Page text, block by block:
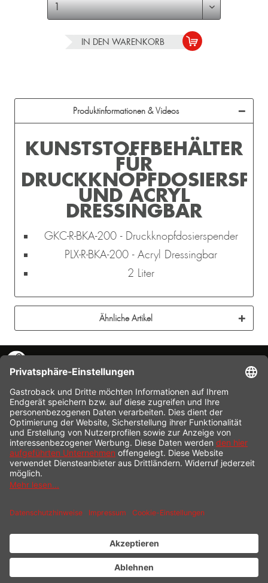
IN DEN WARENKORB
Produktinformationen & Videos
KUNSTSTOFFBEHÄLTER
FÜR
UND ACRYL
DRESSINGBAR
GKC-R-BKA-200 - Druckknopfdosierspender
PLX-R-BKA-200 - Acryl Dressingbar
2 Liter
Ähnliche Artikel
SERVICE HOTLINE
INFORMATION
SHOP SERVICE